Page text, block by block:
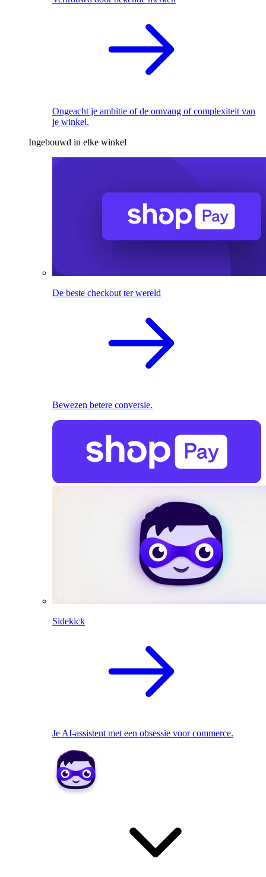
Ongeacht je ambitie of de omvang of complexiteit van
je winkel.
Ingebouwd in elke winkel
De beste checkout ter wereld
Bewezen betere conversie.
Sidekick
Je AI-assistent met een obsessie voor commerce.